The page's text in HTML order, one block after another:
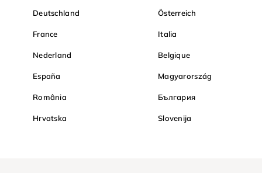
Deutschland Österreich
France Italia
Nederland Belgique
España Magyarország
România България
Hrvatska Slovenija